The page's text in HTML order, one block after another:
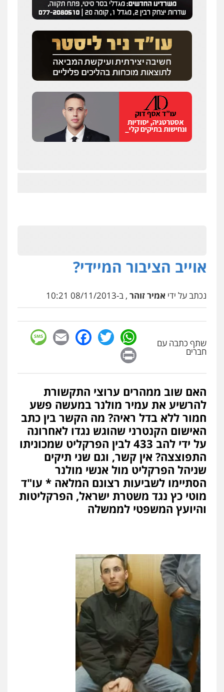
אוייב הציבור המיידי?
נכתב על ידי אמיר זוהר , ב-08/11/2013 10:21
שתף כתבה עם
חברים
WhatsApp
Twitter
Facebook
Email
האם שוב ממהרים ערוצי התקשורת
להרשיע את עמיר מולנר במעשה פשע
חמור ללא בדל ראיה? מה הקשר בין כתב
האישום הקנטרני שהוגש נגדו לאחרונה
על ידי להב 433 לבין הפרקליט שמכוניתו
התפוצצה? אין קשר, וגם שני תיקים
שניהל הפרקליט מול אנשי מולנר
הסתיימו לשביעות רצונם המלאה * עו"ד
מוטי כץ נגד משטרת ישראל, הפרקליטות
והיועץ המשפטי לממשלה